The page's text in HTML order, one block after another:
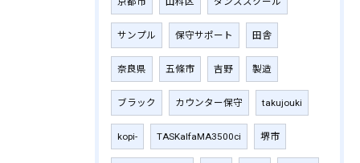
サンプル 保守サポート 田舎
奈良県 五條市 吉野 製造
ブラック カウンター保守 takujouki
kopi- TASKalfaMA3500ci 堺市